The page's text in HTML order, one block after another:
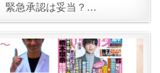
緊急承認は妥当？…